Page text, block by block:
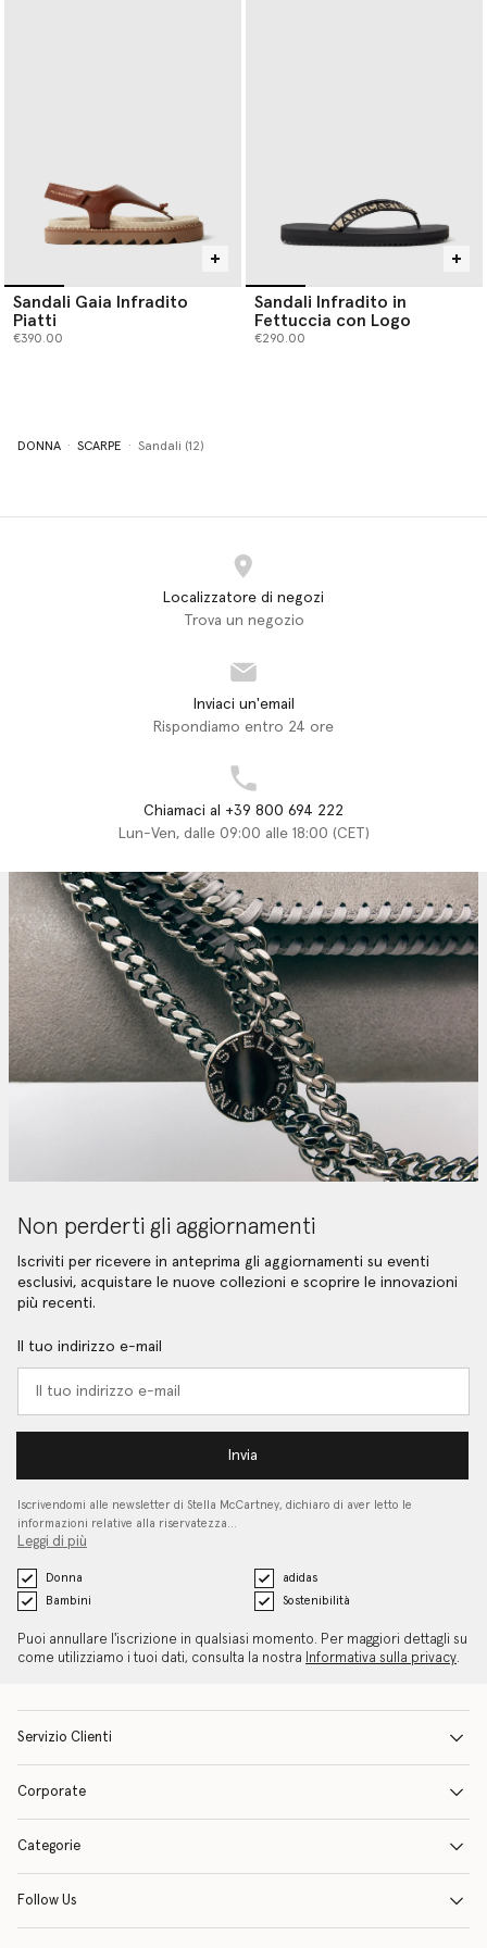
Sandali Gaia Infradito
Piatti
€390.00
Sandali Infradito in
Fettuccia con Logo
€290.00
DONNA SCARPE Sandali (12)
Localizzatore di negozi
Trova un negozio
Inviaci un'email
Rispondiamo entro 24 ore
Chiamaci al +39 800 694 222
Lun-Ven, dalle 09:00 alle 18:00 (CET)
Non perderti gli aggiornamenti
Iscriviti per ricevere in anteprima gli aggiornamenti su eventi
esclusivi, acquistare le nuove collezioni e scoprire le innovazioni
più recenti.
Il tuo indirizzo e-mail
Invia
Iscrivendomi alle newsletter di Stella McCartney, dichiaro di aver letto le
informazioni relative alla riservatezza…
Leggi di più
Donna
adidas
Bambini
Sostenibilità
Puoi annullare l'iscrizione in qualsiasi momento. Per maggiori dettagli su
come utilizziamo i tuoi dati, consulta la nostra
Informativa sulla privacy.
Servizio Clienti
Corporate
Categorie
Follow Us